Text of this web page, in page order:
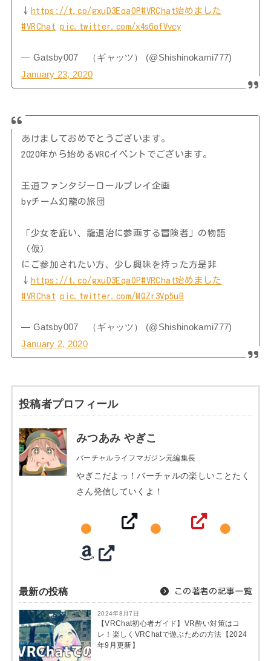
↓ https://t.co/gxuD3EqaOP#VRChat始めました
#VRChat pic.twitter.com/x4s6ofVvcy
— Gatsby007 （ギャッツ） (@Shishinokami777)
January 23, 2020
あけましておめでとうございます。
2020年から始めるVRCイベントでございます。
王道ファンタジーロールプレイ企画
byチーム幻龍の旅団
「少女を庇い、龍退治に参画する冒険者」の物語
（仮）
にご参加されたい方、少し興味を持った方是非
↓ https://t.co/gxuD3EqaOP#VRChat始めました
#VRChat pic.twitter.com/MQZr3Vp5uB
— Gatsby007 （ギャッツ） (@Shishinokami777)
January 2, 2020
投稿者プロフィール
みつあみ やぎこ
バーチャルライフマガジン元編集長
やぎこだよっ！バーチャルの楽しいことたく
さん発信していくよ！
最新の投稿 この著者の記事一覧
2024年8月7日
【VRChat初心者ガイド】VR酔い対策はコ
レ！楽しくVRChatで遊ぶための方法【2024
年9月更新】